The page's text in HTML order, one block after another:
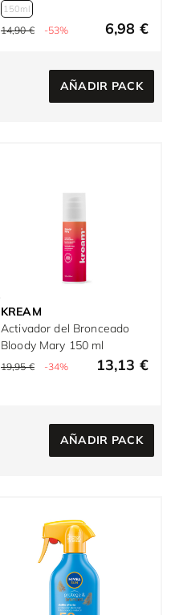
150ml
14,90 € -53% 6,98 €
AÑADIR PACK
KREAM
Activador del Bronceado
Bloody Mary 150 ml
19,95 € -34% 13,13 €
AÑADIR PACK